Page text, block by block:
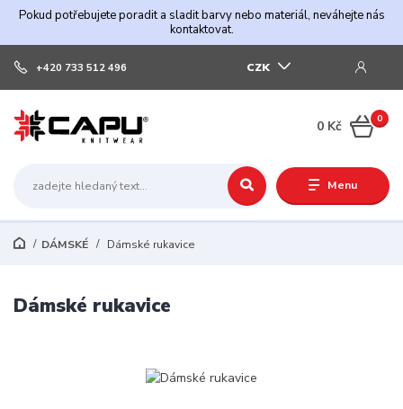
Pokud potřebujete poradit a sladit barvy nebo materiál, neváhejte nás
kontaktovat.
Menu
CZK
+420 733 512 496
0
0 Kč
DÁMSKÉ Dámské rukavice
Dámské rukavice